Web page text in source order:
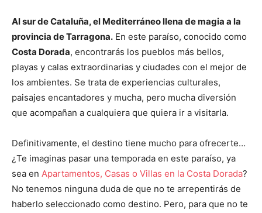
Al sur de Cataluña, el Mediterráneo llena de magia a la
provincia de Tarragona. En este paraíso, conocido como
Costa Dorada, encontrarás los pueblos más bellos,
playas y calas extraordinarias y ciudades con el mejor de
los ambientes. Se trata de experiencias culturales,
paisajes encantadores y mucha, pero mucha diversión
que acompañan a cualquiera que quiera ir a visitarla.
Definitivamente, el destino tiene mucho para ofrecerte…
¿Te imaginas pasar una temporada en este paraíso, ya
sea en Apartamentos, Casas o Villas en la Costa Dorada?
No tenemos ninguna duda de que no te arrepentirás de
haberlo seleccionado como destino. Pero, para que no te